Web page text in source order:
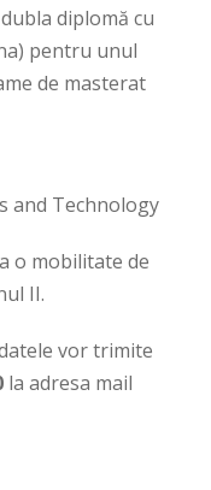
diplomă cu
pentru unul
de masterat
and Technology
o mobilitate de
II.
vor trimite
la adresa mail